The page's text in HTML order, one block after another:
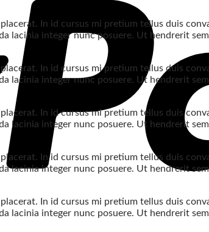
In id cursus mi pretium tellus duis
lacinia integer nunc posuere. Ut hendrerit
In id cursus mi pretium tellus duis
lacinia integer nunc posuere. Ut hendrerit
In id cursus mi pretium tellus duis
lacinia integer nunc posuere. Ut hendrerit
In id cursus mi pretium tellus duis
lacinia integer nunc posuere. Ut hendrerit
In id cursus mi pretium tellus duis
lacinia integer nunc posuere. Ut hendrerit